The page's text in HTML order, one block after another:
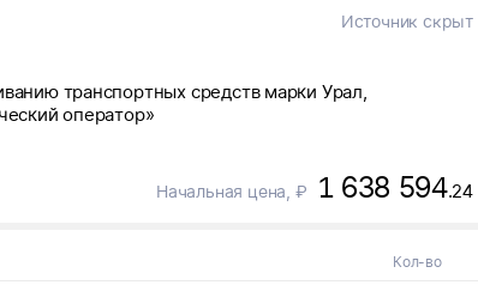
Источник скрыт
транспортных средств марки Урал,
оператор»
Начальная цена, ₽ 1 638 594.24
Кол-во